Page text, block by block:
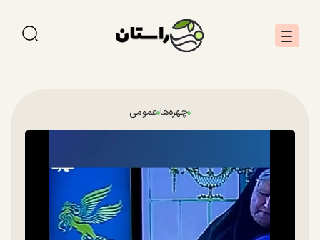
چهره‌هاعمومی